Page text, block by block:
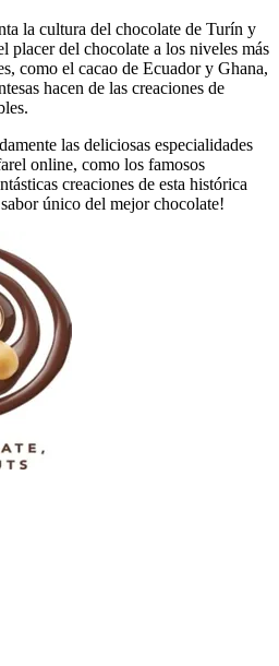
la cultura del chocolate de Turín y
placer del chocolate a los niveles más
como el cacao de Ecuador y Ghana,
hacen de las creaciones de
las deliciosas especialidades
online, como los famosos
creaciones de esta histórica
único del mejor chocolate!